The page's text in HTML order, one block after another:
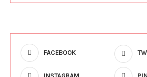
FACEBOOK